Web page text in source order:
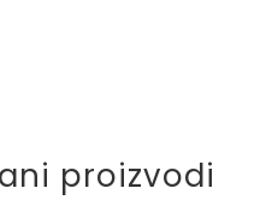
proizvodi